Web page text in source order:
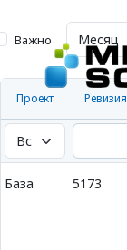
Важно
Проект Ревизия
База 5173